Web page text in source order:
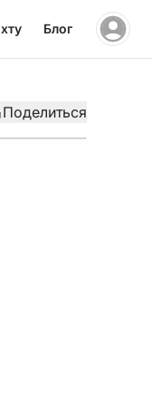
Блог
Поделиться